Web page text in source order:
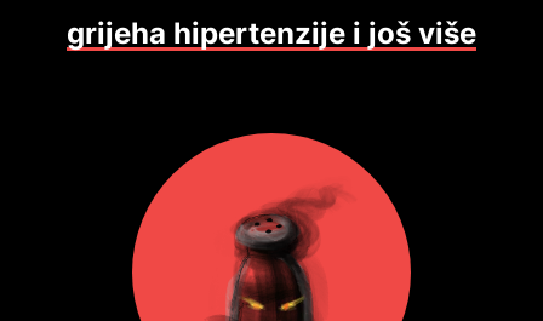
grijeha hipertenzije i još više